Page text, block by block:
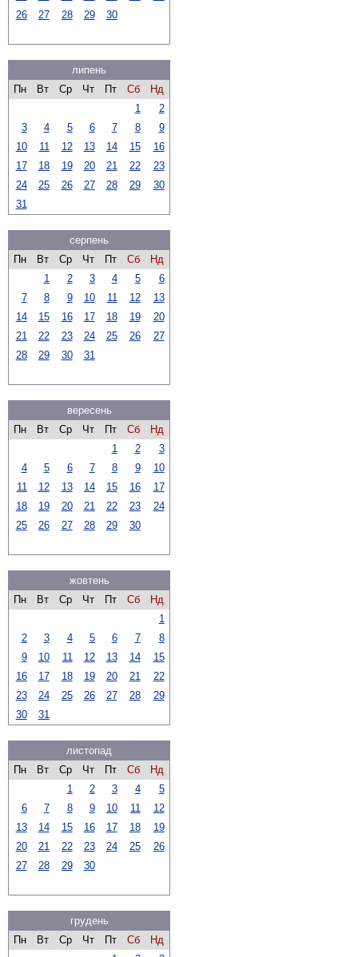
26
27 28 29 30
липень
Пн
Вт Ср Чт Пт Сб
Нд
1
2
3
4 5 6 7 8
9
10
11 12 13 14 15
16
17
18 19 20 21 22
23
24
25 26 27 28 29
30
31
серпень
Пн
Вт Ср Чт Пт Сб
Нд
1
2 3 4 5
6
7
8 9 10 11 12
13
14
15 16 17 18 19
20
21
22 23 24 25 26
27
28
29 30 31
вересень
Пн
Вт Ср Чт Пт Сб
Нд
1
2
3
4
5 6 7 8 9
10
11
12 13 14 15 16
17
18
19 20 21 22 23
24
25
26 27 28 29 30
жовтень
Пн
Вт Ср Чт Пт Сб
Нд
1
2
3 4 5 6 7
8
9
10 11 12 13 14
15
16
17 18 19 20 21
22
23
24 25 26 27 28
29
30
31
листопад
Пн
Вт Ср Чт Пт Сб
Нд
1
2 3 4
5
6
7 8 9 10 11
12
13
14 15 16 17 18
19
20
21 22 23 24 25
26
27
28 29 30
грудень
Пн
Вт Ср Чт Пт Сб
Нд